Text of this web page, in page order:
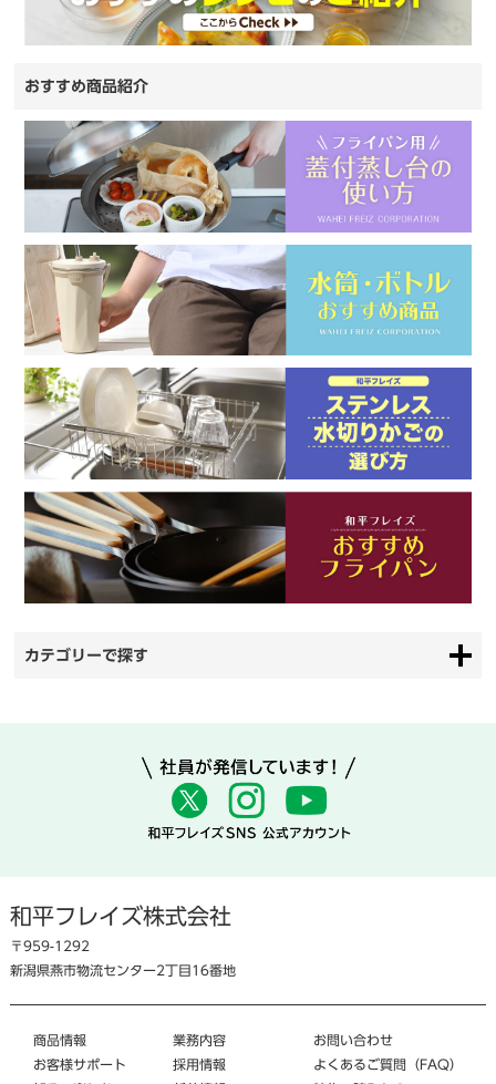
おすすめ商品紹介
カテゴリーで探す
和平フレイズ株式会社
〒959-1292
新潟県燕市物流センター2丁目16番地
商品情報
お客様サポート
業務内容
採用情報
お問い合わせ
よくあるご質問（FAQ）